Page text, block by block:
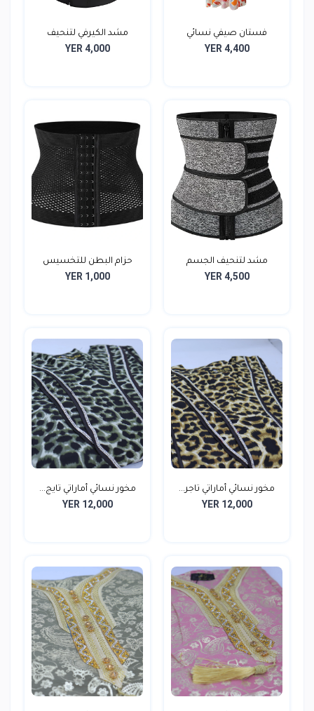
فستان صيفي نسائي
YER 4,400
مشد الكيرفي لتنحيف
الجس...
YER 4,000
مشد لتنحيف الجسم
YER 4,500
حزام البطن للتخسيس
YER 1,000
مخور نسائي أماراتي تاجر...
YER 12,000
مخور نسائي أماراتي تايج...
YER 12,000